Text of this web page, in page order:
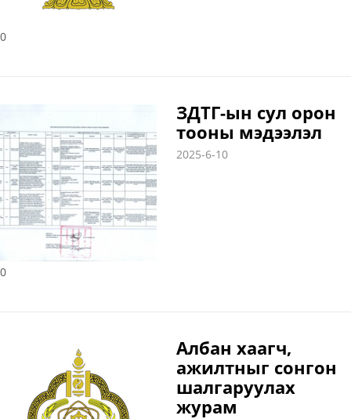
0
ЗДТГ-ын сул орон
тооны мэдээлэл
2025-6-10
0
Албан хаагч,
ажилтныг сонгон
шалгаруулах
журам